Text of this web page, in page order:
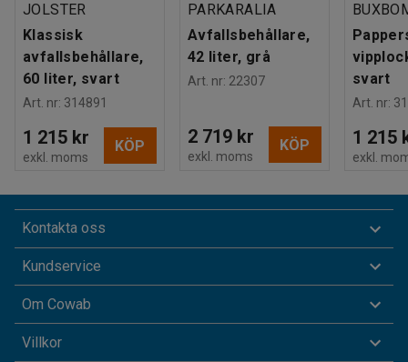
JOLSTER
Klassisk
avfallsbehållare,
60 liter, svart
Art. nr: 314891
1 215 kr
exkl. moms
KÖP
PARKARALIA
Avfallsbehållare,
42 liter, grå
Art. nr: 22307
2 719 kr
exkl. moms
KÖP
svart
Art. nr:
1 215
exkl.
Kontakta oss
Kundservice
Om Cowab
Villkor